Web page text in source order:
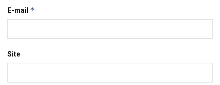
E-mail *
Site